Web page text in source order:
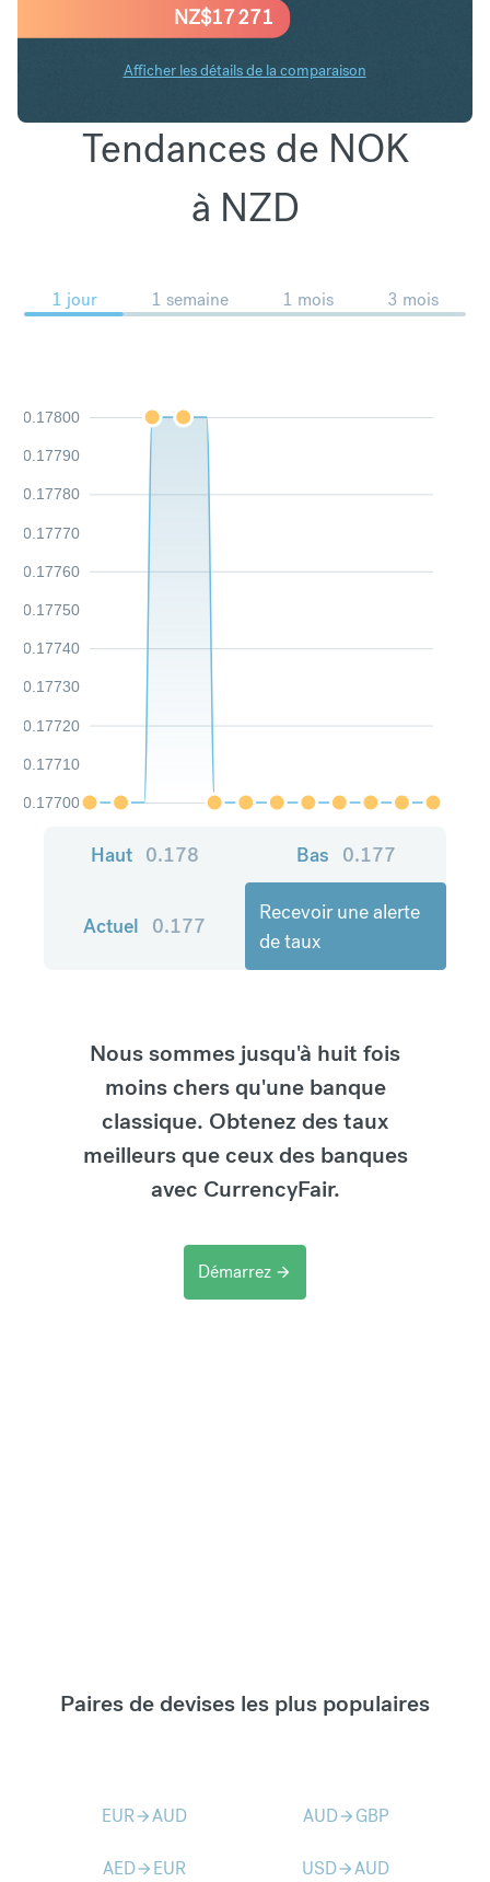
NZ$17 271
Afficher les détails de la comparaison
Tendances de NOK
à NZD
1 jour 1 semaine 1 mois 3 mois
0.17700
0.17710
0.17720
0.17730
0.17740
0.17750
0.17760
0.17770
0.17780
0.17790
0.17800
Haut 0.178 Bas 0.177
Actuel 0.177
Recevoir une alerte
de taux
Nous sommes jusqu'à huit fois
moins chers qu'une banque
classique. Obtenez des taux
meilleurs que ceux des banques
avec CurrencyFair.
Démarrez arrow_forward
Paires de devises les plus populaires
EURarrow_forwardAUD AUDarrow_forward GBP
AEDarrow_forward EUR USDarrow_forwardAUD